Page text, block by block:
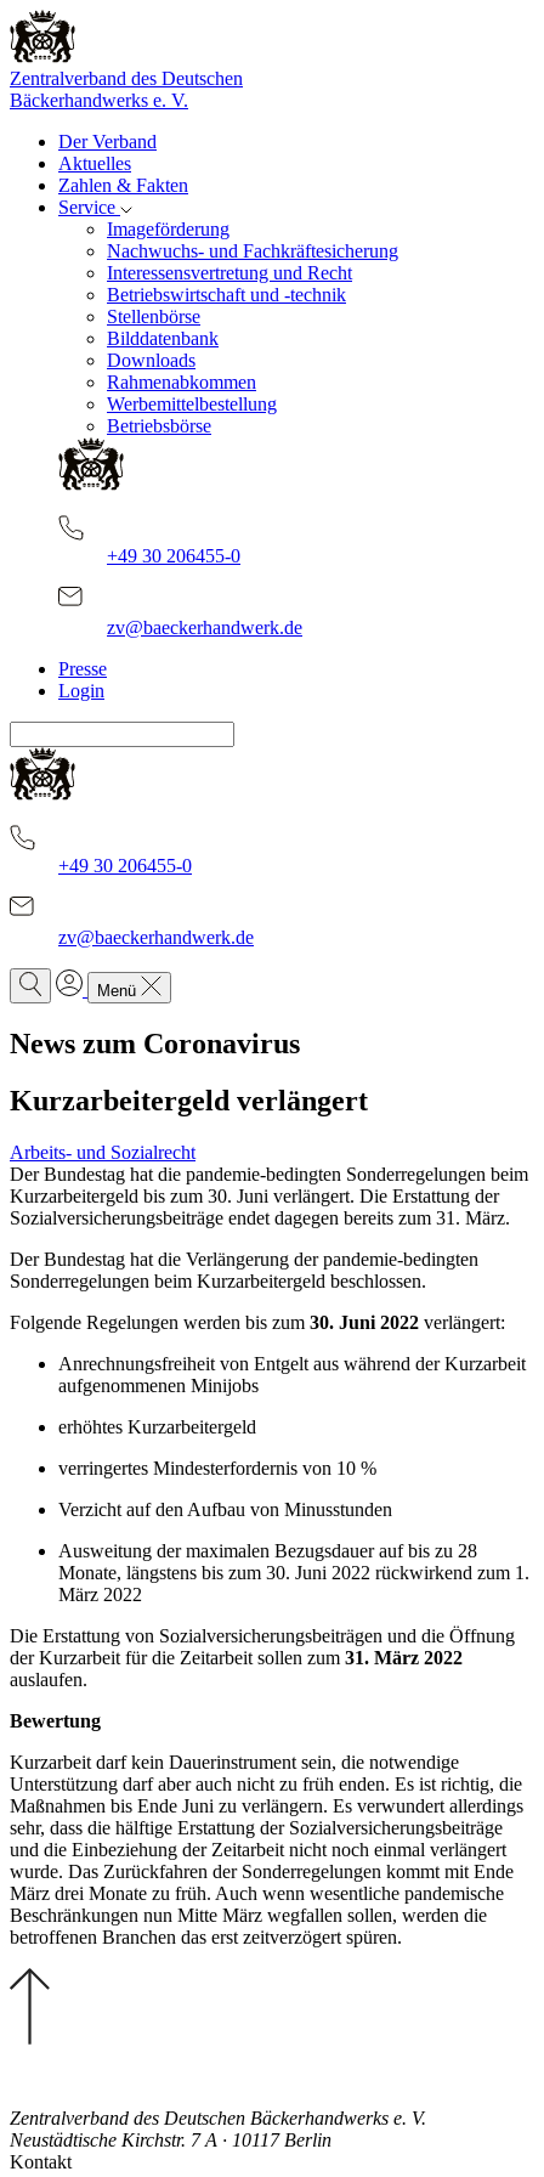
Zentralverband des Deutschen
Bäckerhandwerks e. V.
Der Verband
Aktuelles
Zahlen & Fakten
Service
Imageförderung
Nachwuchs- und Fachkräftesicherung
Interessensvertretung und Recht
Betriebswirtschaft und -technik
Stellenbörse
Bilddatenbank
Downloads
Rahmenabkommen
Werbemittelbestellung
Betriebsbörse
+49 30 206455-0
zv@baeckerhandwerk.de
Presse
Login
+49 30 206455-0
zv@baeckerhandwerk.de
Menü
News zum Coronavirus
Kurzarbeitergeld verlängert
Arbeits- und Sozialrecht
Der Bundestag hat die pandemie-bedingten Sonderregelungen beim
Kurzarbeitergeld bis zum 30. Juni verlängert. Die Erstattung der
Sozialversicherungsbeiträge endet dagegen bereits zum 31. März.
Der Bundestag hat die Verlängerung der pandemie-bedingten
Sonderregelungen beim Kurzarbeitergeld beschlossen.
Folgende Regelungen werden bis zum 30. Juni 2022 verlängert:
Anrechnungsfreiheit von Entgelt aus während der Kurzarbeit
aufgenommenen Minijobs
erhöhtes Kurzarbeitergeld
verringertes Mindesterfordernis von 10 %
Verzicht auf den Aufbau von Minusstunden
Ausweitung der maximalen Bezugsdauer auf bis zu 28
Monate, längstens bis zum 30. Juni 2022 rückwirkend zum 1.
März 2022
Die Erstattung von Sozialversicherungsbeiträgen und die Öffnung
der Kurzarbeit für die Zeitarbeit sollen zum 31. März 2022
auslaufen.
Bewertung
Kurzarbeit darf kein Dauerinstrument sein, die notwendige
Unterstützung darf aber auch nicht zu früh enden. Es ist richtig, die
Maßnahmen bis Ende Juni zu verlängern. Es verwundert allerdings
sehr, dass die hälftige Erstattung der Sozialversicherungsbeiträge
und die Einbeziehung der Zeitarbeit nicht noch einmal verlängert
wurde. Das Zurückfahren der Sonderregelungen kommt mit Ende
März drei Monate zu früh. Auch wenn wesentliche pandemische
Beschränkungen nun Mitte März wegfallen sollen, werden die
betroffenen Branchen das erst zeitverzögert spüren.
Zentralverband des Deutschen Bäckerhandwerks e. V.
Neustädtische Kirchstr. 7 A · 10117 Berlin
Kontakt